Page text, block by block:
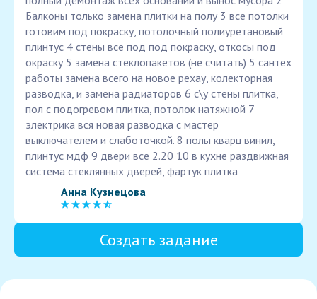
Балконы только замена плитки на полу 3 все потолки
готовим под покраску, потолочный полиуретановый
плинтус 4 стены все под под покраску, откосы под
окраску 5 замена стеклопакетов (не считать) 5 сантех
работы замена всего на новое рехау, колекторная
разводка, и замена радиаторов 6 с\у стены плитка,
пол с подогревом плитка, потолок натяжной 7
электрика вся новая разводка с мастер
выключателем и слаботочкой. 8 полы кварц винил,
плинтус мдф 9 двери все 2.20 10 в кухне раздвижная
система стеклянных дверей, фартук плитка
Анна Кузнецова
Создать задание